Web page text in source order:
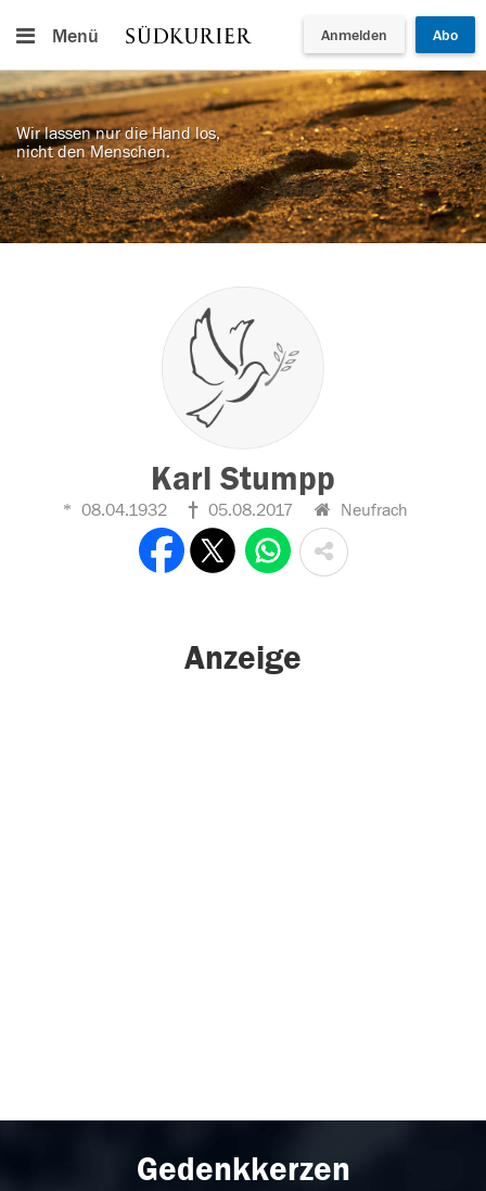
Menü Anmelden Abo
Wir lassen nur die Hand los,
nicht den Menschen.
Karl Stumpp
08.04.1932 05.08.2017 Neufrach
Anzeige
Gedenkkerzen